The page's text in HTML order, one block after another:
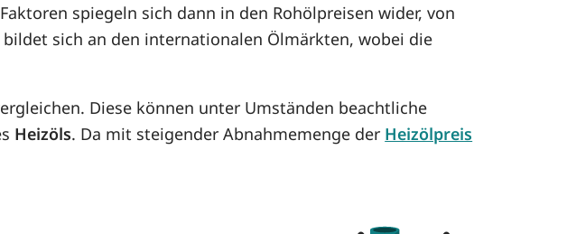
spiegeln sich dann in den Rohölpreisen wider, von
sich an den internationalen Ölmärkten, wobei die
Diese können unter Umständen beachtliche
Heizöls. Da mit steigender Abnahmemenge der Heizölpreis